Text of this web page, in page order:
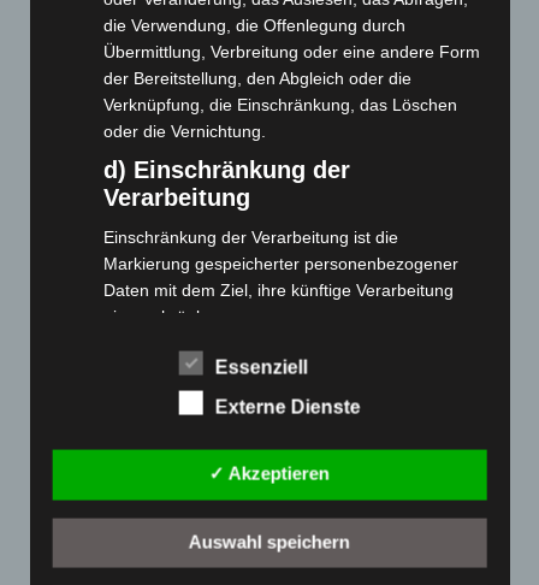
Webseite
Cashback-Aktion
Händler werden
Home
Gemeinsam spenden
Kontakt
Reklamation einreichen
Produktpalette
Elektro-Klappräder
Elektro-Lastendreiräder
die Verwendung, die Offenlegung durch
Übermittlung, Verbreitung oder eine andere Form
der Bereitstellung, den Abgleich oder die
Verknüpfung, die Einschränkung, das Löschen
oder die Vernichtung.
d) Einschränkung der
Verarbeitung
Einschränkung der Verarbeitung ist die
Markierung gespeicherter personenbezogener
Daten mit dem Ziel, ihre künftige Verarbeitung
einzuschränken.
e) Profiling
Profiling ist jede Art der automatisierten
Verarbeitung personenbezogener Daten, die darin
besteht, dass diese personenbezogenen Daten
verwendet werden, um bestimmte persönliche
Aspekte, die sich auf eine natürliche Person
Aspekte bezüglich Arbeitsleistung, wirtschaftlicher
Essenziell
Externe Dienste
✓ Akzeptieren
Auswahl speichern